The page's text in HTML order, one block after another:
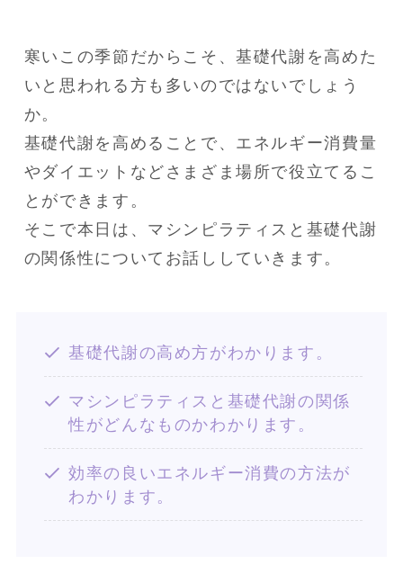
寒いこの季節だからこそ、基礎代謝を高めた
いと思われる方も多いのではないでしょう
か。
基礎代謝を高めることで、エネルギー消費量
やダイエットなどさまざま場所で役立てるこ
とができます。
そこで本日は、マシンピラティスと基礎代謝
の関係性についてお話ししていきます。
基礎代謝の高め方がわかります。
マシンピラティスと基礎代謝の関係
性がどんなものかわかります。
効率の良いエネルギー消費の方法が
わかります。